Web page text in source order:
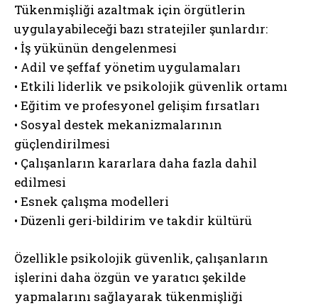
Tükenmişliği azaltmak için örgütlerin
uygulayabileceği bazı stratejiler şunlardır:
• İş yükünün dengelenmesi
• Adil ve şeffaf yönetim uygulamaları
• Etkili liderlik ve psikolojik güvenlik ortamı
• Eğitim ve profesyonel gelişim fırsatları
• Sosyal destek mekanizmalarının
güçlendirilmesi
• Çalışanların kararlara daha fazla dahil
edilmesi
• Esnek çalışma modelleri
• Düzenli geri-bildirim ve takdir kültürü
Özellikle psikolojik güvenlik, çalışanların
işlerini daha özgün ve yaratıcı şekilde
yapmalarını sağlayarak tükenmişliği